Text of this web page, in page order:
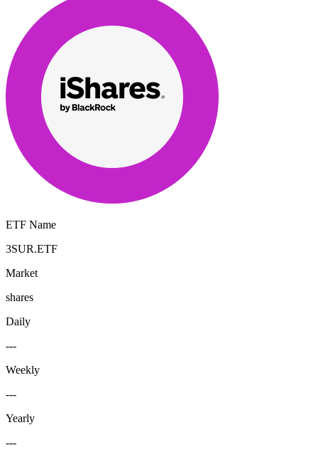
ETF Name
3SUR.ETF
Market
shares
Daily
---
Weekly
---
Yearly
---